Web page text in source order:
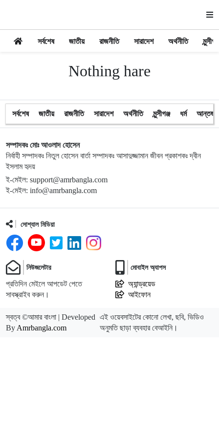
সর্বশেষ জাতীয় রাজনীতি সারাদেশ অর্থনীতি
Nothing hare
সর্বশেষ জাতীয় রাজনীতি সারাদেশ অর্থনীতি মুন্সীগঞ্জ ধর্ম
সম্পাদকঃ মোঃ আওলাদ হোসেন
নির্বাহী সম্পাদকঃ নিতুল হোসেন বার্তা সম্পাদকঃ আসাদুজ্জামান জীবন প্রকাশকঃ দ্বীন
ইসলাম হৃদয়
ই-মেইল: support@amrbangla.com
ই-মেইল: info@amrbangla.com
সোশ্যাল মিডিয়া
নিউজলেটার
প্রতিদিন মেইলে আপডেট পেতে
সাবস্ক্রাইব করুন।
মোবাইল অ্যাপস
অ্যান্ড্রয়েড
আইফোন
স্বত্ব ©আমার বাংলা | Developed
By Amrbangla.com
এই ওয়েবসাইটের কোনো লেখা, ছবি, ভিডিও
অনুমতি ছাড়া ব্যবহার বেআইনি।